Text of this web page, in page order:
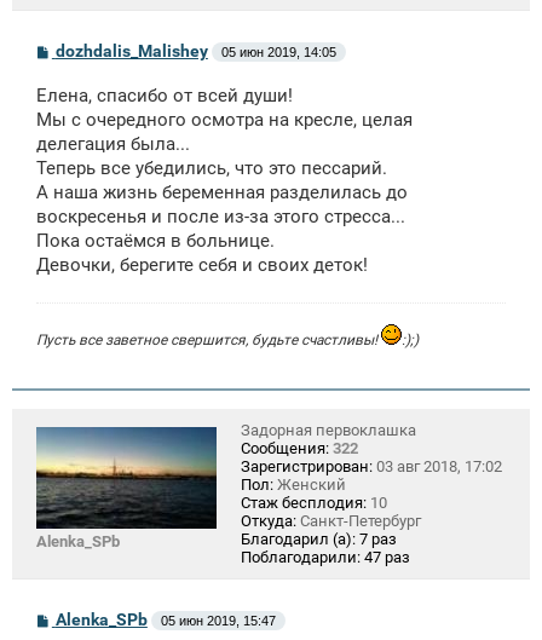
С
б
щ
н
и
dozhdalis_Malishey 05 июн 2019, 14:05
Елена, спасибо от всей души!
Мы с очередного осмотра на кресле, целая
делегация была...
Теперь все убедились, что это пессарий.
А наша жизнь беременная разделилась до
воскресенья и после из-за этого стресса...
Пока остаёмся в больнице.
Девочки, берегите себя и своих деток!
Пусть все заветное свершится, будьте счастливы! :);)
Alenka_SPb
Задорная первоклашка
Сообщения: 322
Зарегистрирован: 03 авг 2018, 17:02
Пол: Женский
Стаж бесплодия: 10
Откуда: Санкт-Петербург
Благодарил (а): 7 раз
Поблагодарили: 47 раз
С
Alenka_SPb 05 июн 2019, 15:47